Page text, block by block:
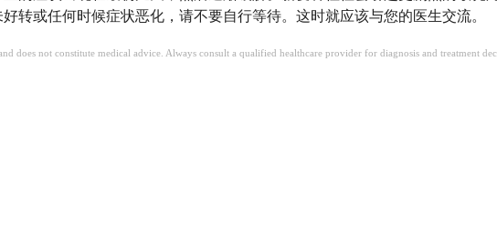
转或任何时候症状恶化，请不要自行等待。这时就应该与您的医生交流。
does not constitute medical advice. Always consult a qualified healthcare provider for diagnosis and treatment